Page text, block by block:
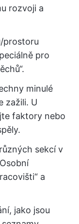
rozvoji a
prostoru
pro
minulé
zažili. U
faktory nebo
sekcí v
a
jako jsou